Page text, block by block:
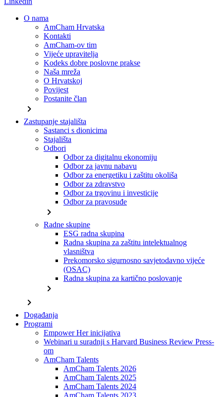
O nama
AmCham Hrvatska
Kontakti
AmCham-ov tim
Vijeće upravitelja
Kodeks dobre poslovne prakse
Naša mreža
O Hrvatskoj
Povijest
Postanite član
chevron_right
Zastupanje stajališta
Sastanci s dionicima
Stajališta
Odbori
Odbor za digitalnu ekonomiju
Odbor za javnu nabavu
Odbor za energetiku i zaštitu okoliša
Odbor za zdravstvo
Odbor za trgovinu i investicije
Odbor za pravosuđe
chevron_right
Radne skupine
ESG radna skupina
Radna skupina za zaštitu intelektualnog
vlasništva
Prekomorsko sigurnosno savjetodavno vijeće
(OSAC)
Radna skupina za kartično poslovanje
chevron_right
chevron_right
Događanja
Programi
Empower Her inicijativa
Webinari u suradnji s Harvard Business Review Press-
om
AmCham Talents
AmCham Talents 2026
AmCham Talents 2025
AmCham Talents 2024
AmCham Talents 2023